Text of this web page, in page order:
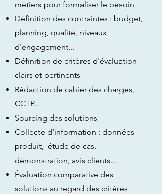
métiers pour formaliser le besoin
Définition des contraintes : budget,
planning, qualité, niveaux
d'engagement...
Définition de critères d'évaluation
clairs et pertinents
Rédaction de cahier des charges,
CCTP...
Sourcing des solutions
Collecte d'information : données
produit, étude de cas,
démonstration, avis clients...
Évaluation comparative des
solutions au regard des critères